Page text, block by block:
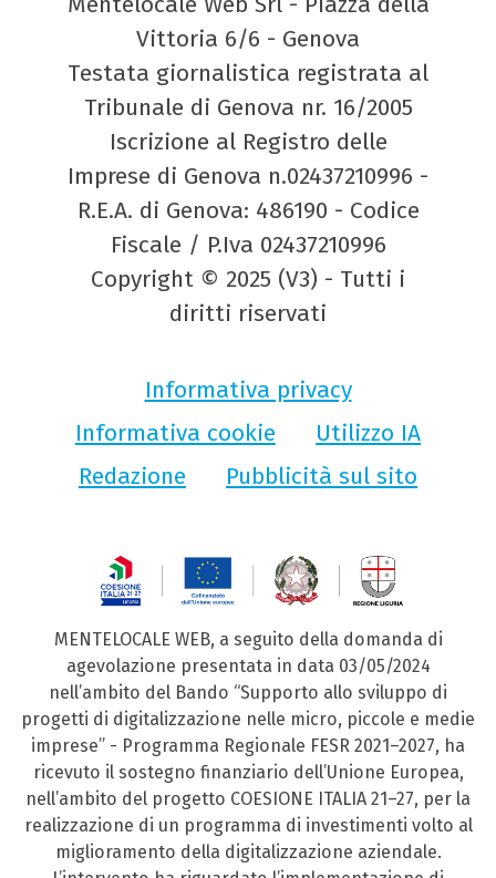
Vittoria 6/6 - Genova
Testata giornalistica registrata al
Tribunale di Genova nr. 16/2005
Iscrizione al Registro delle
Imprese di Genova n.02437210996 -
R.E.A. di Genova: 486190 - Codice
Fiscale / P.Iva 02437210996
Copyright © 2025 (V3) - Tutti i
diritti riservati
Informativa privacy
Informativa cookie
Utilizzo IA
Redazione
Pubblicità sul sito
MENTELOCALE WEB, a seguito della domanda di
agevolazione presentata in data 03/05/2024
nell’ambito del Bando “Supporto allo sviluppo di
progetti di digitalizzazione nelle micro, piccole e medie
imprese” - Programma Regionale FESR 2021–2027, ha
ricevuto il sostegno finanziario dell’Unione Europea,
nell’ambito del progetto COESIONE ITALIA 21–27, per la
realizzazione di un programma di investimenti volto al
miglioramento della digitalizzazione aziendale.